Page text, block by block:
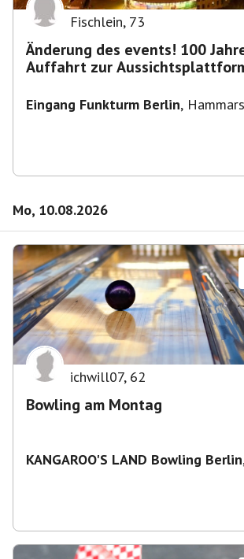
Fischlein, 73
Änderung des events! 100
Auffahrt zur
Eingang Funkturm Berlin,
Mo, 10.08.2026
ichwill07, 62
Bowling am Montag
KANGAROO'S LAND Bowling Berlin